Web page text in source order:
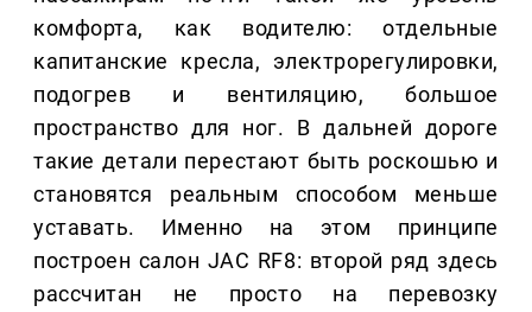
комфорта, как водителю: отдельные
капитанские кресла, электрорегулировки,
подогрев и вентиляцию, большое
пространство для ног. В дальней дороге
такие детали перестают быть роскошью и
становятся реальным способом меньше
уставать. Именно на этом принципе
построен салон JAC RF8: второй ряд здесь
рассчитан не просто на перевозку